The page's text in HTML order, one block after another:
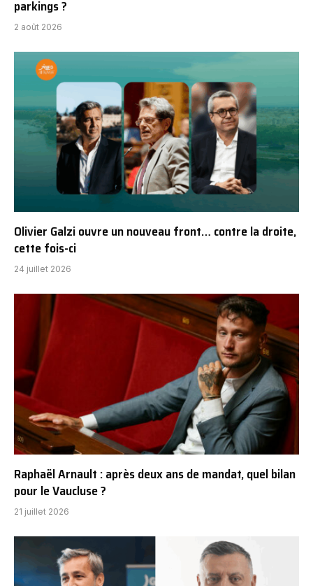
parkings ?
2 août 2026
Olivier Galzi ouvre un nouveau front… contre la droite,
cette fois-ci
24 juillet 2026
Raphaël Arnault : après deux ans de mandat, quel bilan
pour le Vaucluse ?
21 juillet 2026